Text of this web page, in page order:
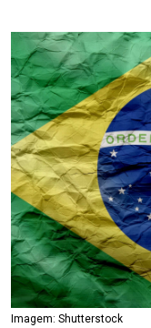
Imagem: Shutterstock